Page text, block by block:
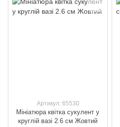
Артикул: 65530
Мініатюра квітка сукулент у
круглій вазі 2.6 см Жовтий